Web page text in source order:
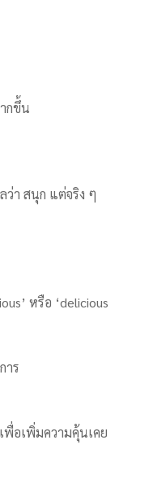
กขึ้น
ว่า สนุก แต่จริง ๆ
หรือ ‘delicious
าร
พื่อเพิ่มความคุ้นเคย